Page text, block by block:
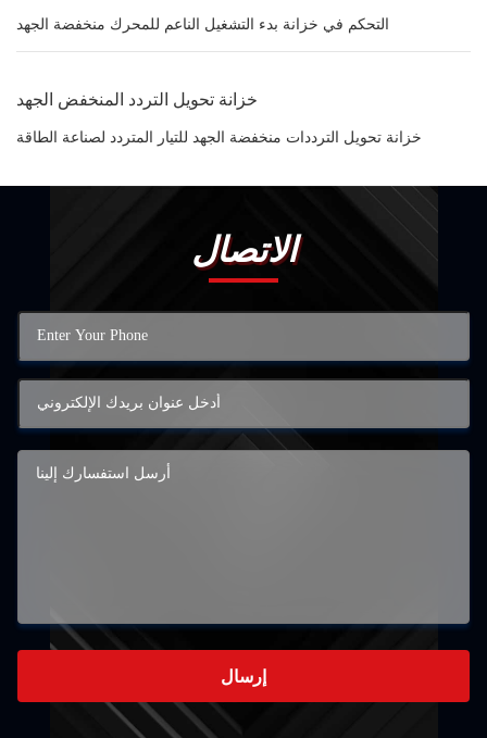
التحكم في خزانة بدء التشغيل الناعم للمحرك منخفضة الجهد
خزانة تحويل التردد المنخفض الجهد
خزانة تحويل الترددات منخفضة الجهد للتيار المتردد لصناعة الطاقة
الاتصال
إرسال